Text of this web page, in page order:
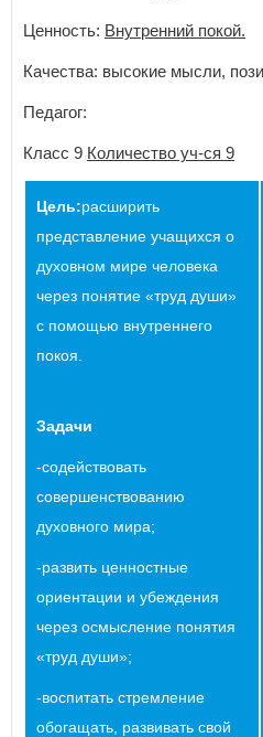
Ценность: Внутренний покой.
Качества: высокие мысли,
Педагог:
Класс 9 Количество уч-ся 9
Цель:расширить
представление учащихся о
духовном мире человека
через понятие «труд души»
с помощью внутреннего
покоя.
Задачи
-содействовать
совершенствованию
духовного мира;
-развить ценностные
ориентации и убеждения
через осмысление понятия
«труд души»;
-воспитать стремление
обогащать, развивать свой